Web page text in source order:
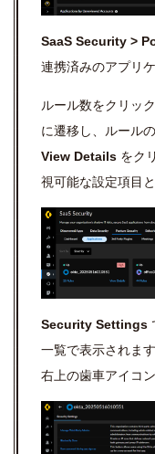
SaaS Security >
連携済みのアプリ
ルール数をクリッ
に遷移し、ルール
View Details をク
視可能な設定項目
Security Settings
一覧で表示されます
右上の歯車アイコ